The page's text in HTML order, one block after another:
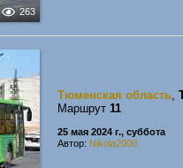
263
Тюменская область,
Маршрут 11
25 мая 2024 г., суббота
Автор: Nikola2000